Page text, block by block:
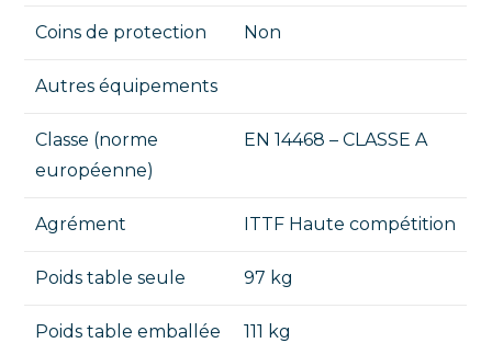
Coins de protection Non
Autres équipements
Classe (norme
européenne)
EN 14468 – CLASSE A
Agrément ITTF Haute compétition
Poids table seule 97 kg
Poids table emballée 111 kg